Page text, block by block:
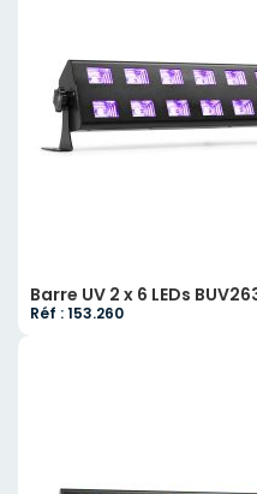
Barre UV 2 x 6 LEDs
Réf : 153.260